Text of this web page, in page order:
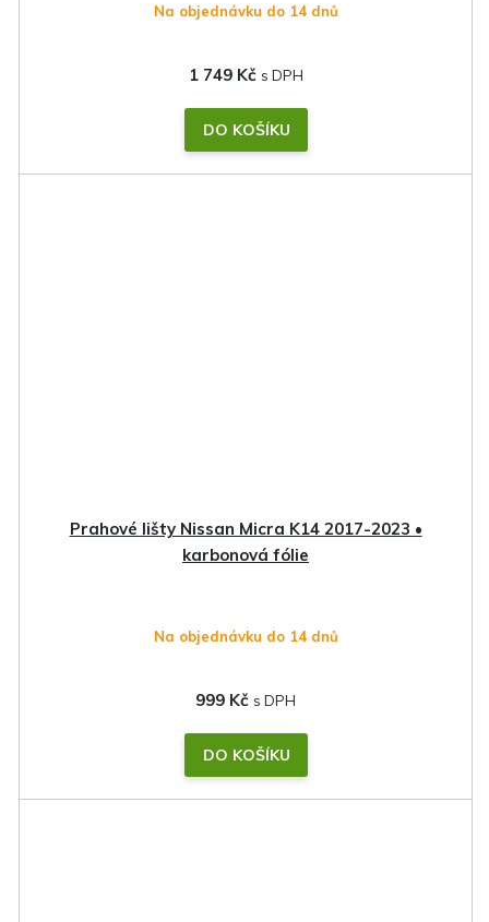
Na objednávku do 14 dnů
1 749 Kč
DO KOŠÍKU
Prahové lišty Nissan Micra K14 2017-2023 •
karbonová fólie
Na objednávku do 14 dnů
999 Kč
DO KOŠÍKU